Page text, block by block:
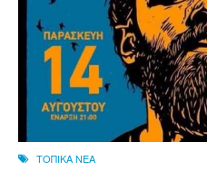
ΤΟΠΙΚΑ ΝΕΑ